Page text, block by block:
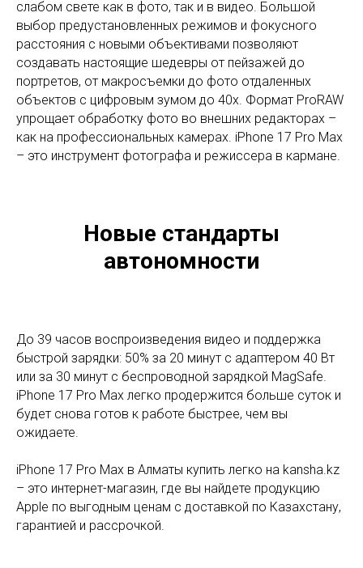
слабом свете как в фото, так и в видео. Большой
выбор предустановленных режимов и фокусного
расстояния с новыми объективами позволяют
создавать настоящие шедевры от пейзажей до
портретов, от макросъемки до фото отдаленных
объектов с цифровым зумом до 40х. Формат ProRAW
упрощает обработку фото во внешних редакторах –
как на профессиональных камерах. iPhone 17 Pro Max
– это инструмент фотографа и режиссера в кармане.
Новые стандарты
автономности
До 39 часов воспроизведения видео и поддержка
быстрой зарядки: 50% за 20 минут с адаптером 40 Вт
или за 30 минут с беспроводной зарядкой MagSafe.
iPhone 17 Pro Max легко продержится больше суток и
будет снова готов к работе быстрее, чем вы
ожидаете.
iPhone 17 Pro Max в Алматы купить легко на kansha.kz
– это интернет-магазин, где вы найдете продукцию
Apple по выгодным ценам с доставкой по Казахстану,
гарантией и рассрочкой.